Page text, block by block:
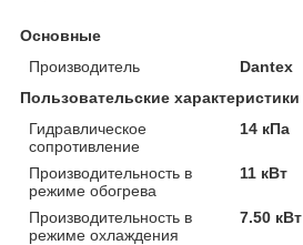
Основные
Производитель
Dantex
Пользовательские характеристики
Гидравлическое
сопротивление
14 кПа
Производительность в
режиме обогрева
11 кВт
Производительность в
режиме охлаждения
7.50 кВт